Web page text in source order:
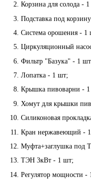
Корзина для солода -
Подставка под
Система орошения - 1
Циркуляционный
Фильтр "Базука" - 1
Лопатка - 1 шт;
Крышка пивоварни -
Хомут для крышки
Силиконовая
Кран нержавеющий -
Муфта+заглушка под
ТЭН 3кВт - 1 шт;
Регулятор мощности -